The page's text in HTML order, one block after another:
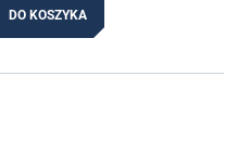
DO KOSZYKA